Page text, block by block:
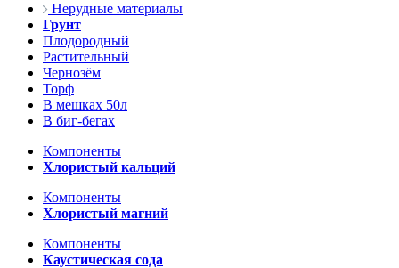
Нерудные материалы
Грунт
Плодородный
Растительный
Чернозём
Торф
В мешках 50л
В биг-бегах
Компоненты
Хлористый кальций
Компоненты
Хлористый магний
Компоненты
Каустическая сода